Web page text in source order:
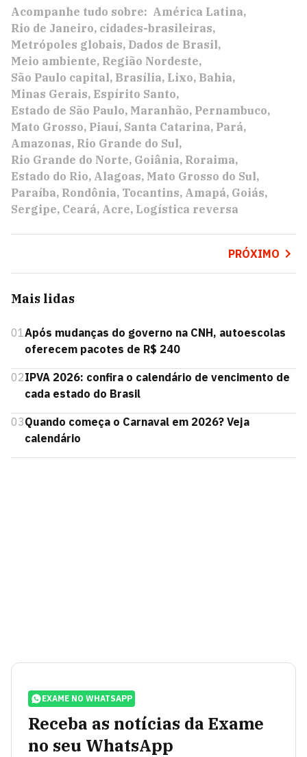
Acompanhe tudo sobre: América Latina
Rio de Janeiro cidades-brasileiras
Metrópoles globais Dados de Brasil
Meio ambiente Região Nordeste
São Paulo capital Brasília Lixo Bahia
Minas Gerais Espírito Santo
Estado de São Paulo Maranhão Pernambuco
Mato Grosso Piauí Santa Catarina Pará
Amazonas Rio Grande do Sul
Rio Grande do Norte Goiânia Roraima
Estado do Rio Alagoas Mato Grosso do Sul
Paraíba Rondônia Tocantins Amapá Goiás
Sergipe Ceará Acre Logística reversa
PRÓXIMO
Mais lidas
01Após mudanças do governo na CNH, autoescolas
oferecem pacotes de R$ 240
02IPVA 2026: confira o calendário de vencimento de
cada estado do Brasil
03Quando começa o Carnaval em 2026? Veja
calendário
EXAME NO WHATSAPP
Receba as notícias da Exame
no seu WhatsApp